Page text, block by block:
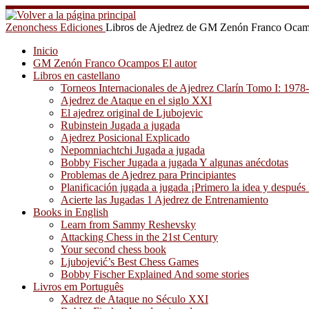
Saltar
al
contenido
Zenonchess Ediciones Libros de Ajedrez de GM Zenón Franco
Inicio
GM Zenón Franco Ocampos El autor
Libros en castellano
Torneos Internacionales de Ajedrez Clarín Tomo I:
Ajedrez de Ataque en el siglo XXI
El ajedrez original de Ljubojevic
Rubinstein Jugada a jugada
Ajedrez Posicional Explicado
Nepomniachtchi Jugada a jugada
Bobby Fischer Jugada a jugada Y algunas anécdotas
Problemas de Ajedrez para Principiantes
Planificación jugada a jugada ¡Primero la idea y después
Acierte las Jugadas 1 Ajedrez de Entrenamiento
Books in English
Learn from Sammy Reshevsky
Attacking Chess in the 21st Century
Your second chess book
Ljubojević’s Best Chess Games
Bobby Fischer Explained And some stories
Livros em Português
Xadrez de Ataque no Século XXI